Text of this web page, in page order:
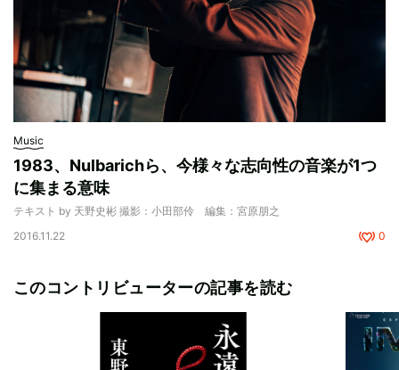
Music
1983、Nulbarichら、今様々な志向性の音楽が1つ
に集まる意味
テキスト by 天野史彬 撮影：小田部伶 編集：宮原朋之
2016.11.22
0
このコントリビューターの記事を読む